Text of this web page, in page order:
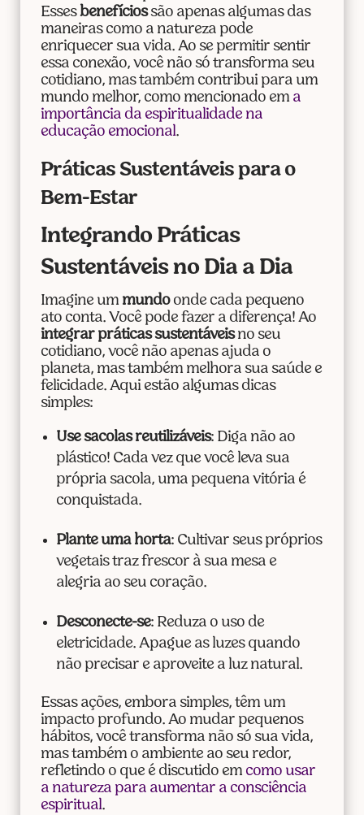
Essesbenefíciossão apenas algumas das
maneiras como a natureza pode
enriquecer sua vida. Ao se permitir sentir
essa conexão, você não só transforma seu
cotidiano, mas também contribui para um
mundo melhor, como mencionado em a
importância da espiritualidade na
educação emocional.
Práticas Sustentáveis para o
Bem-Estar
Integrando Práticas
Sustentáveis no Dia a Dia
Imagine um mundoonde cada pequeno
ato conta. Você pode fazer a diferença! Ao
integrar práticas sustentáveisno seu
cotidiano, você não apenas ajuda o
planeta, mas também melhora sua saúde e
felicidade. Aqui estão algumas dicas
simples:
Use sacolas reutilizáveis: Diga não ao
plástico! Cada vez que você leva sua
própria sacola, uma pequena vitória é
conquistada.
Plante uma horta: Cultivar seus próprios
vegetais traz frescor à sua mesa e
alegria ao seu coração.
Desconecte-se: Reduza o uso de
eletricidade. Apague as luzes quando
não precisar e aproveite a luz natural.
Essas ações, embora simples, têm um
impacto profundo. Ao mudar pequenos
hábitos, você transforma não só sua vida,
mas também o ambiente ao seu redor,
refletindo o que é discutido em como usar
a natureza para aumentar a consciência
espiritual.